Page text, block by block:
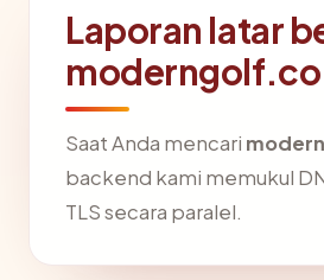
Laporan latar
Saat Anda mencari
backend kami memukul
TLS secara paralel.